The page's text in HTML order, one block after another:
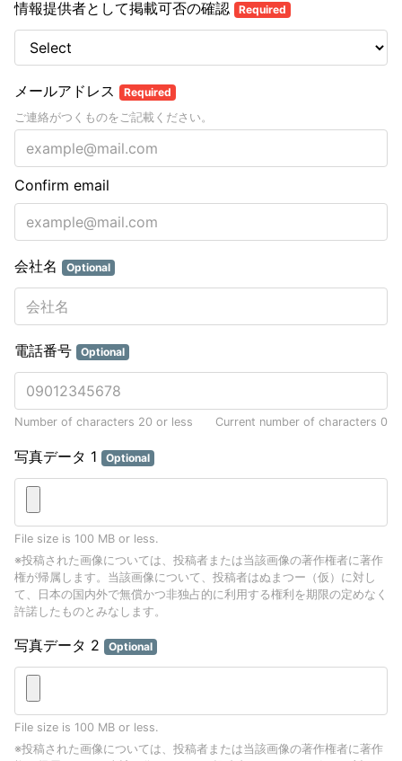
情報提供者として掲載可否の確認 Required
メールアドレス Required
ご連絡がつくものをご記載ください。
Confirm email
会社名 Optional
電話番号 Optional
Number of characters 20 or less Current number of characters 0
写真データ 1 Optional
File size is 100 MB or less.
※投稿された画像については、投稿者または当該画像の著作権者に著作
権が帰属します。当該画像について、投稿者はぬまつー（仮）に対し
て、日本の国内外で無償かつ非独占的に利用する権利を期限の定めなく
許諾したものとみなします。
写真データ 2 Optional
File size is 100 MB or less.
※投稿された画像については、投稿者または当該画像の著作権者に著作